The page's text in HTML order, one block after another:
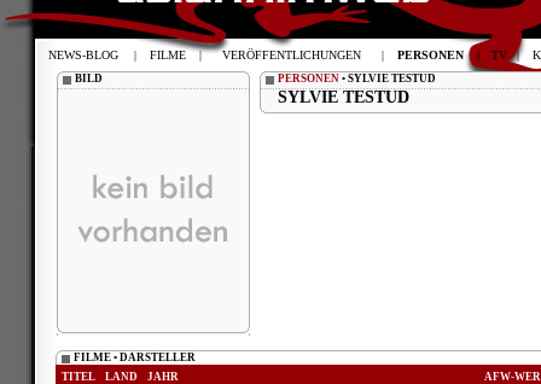
NEWS-BLOG | FILME | VERÖFFENTLICHUNGEN | PERSONEN | TV |
BILD PERSONEN • SYLVIE TESTUD
SYLVIE TESTUD
FILME • DARSTELLER
TITEL
LAND JAHR
AFW-